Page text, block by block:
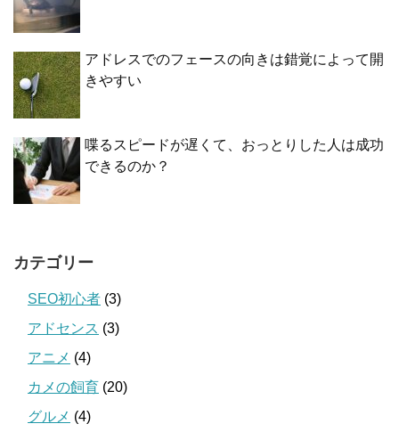
アドレスでのフェースの向きは錯覚によって開
きやすい
喋るスピードが遅くて、おっとりした人は成功
できるのか？
カテゴリー
SEO初心者 (3)
アドセンス (3)
アニメ (4)
カメの飼育 (20)
グルメ (4)